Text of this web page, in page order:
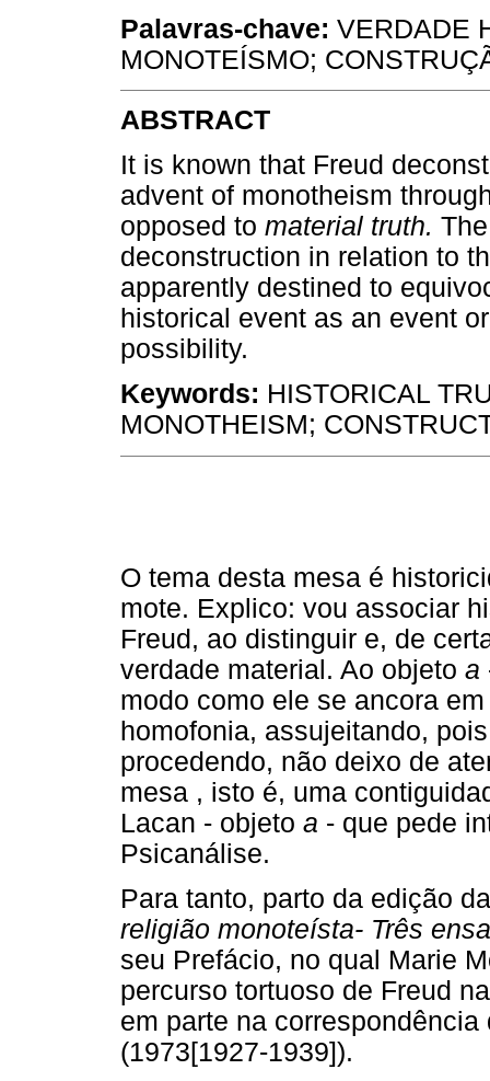
Palavras-chave: VERDADE
MONOTEÍSMO;
ABSTRACT
It is known that Freud
advent of monotheism
opposed to material truth.
deconstruction in relation to
apparently destined to
historical event as an event
possibility.
Keywords: HISTORICAL
MONOTHEISM;
O tema desta mesa é
mote. Explico: vou associar
Freud, ao distinguir e, de
verdade material. Ao objeto a
modo como ele se ancora
homofonia, assujeitando,
procedendo, não deixo de
mesa , isto é, uma
Lacan - objeto a - que pede
Psicanálise.
Para tanto, parto da edição
religião monoteísta- Três
seu Prefácio, no qual Marie
percurso tortuoso de Freud
em parte na
(1973[1927-1939]).